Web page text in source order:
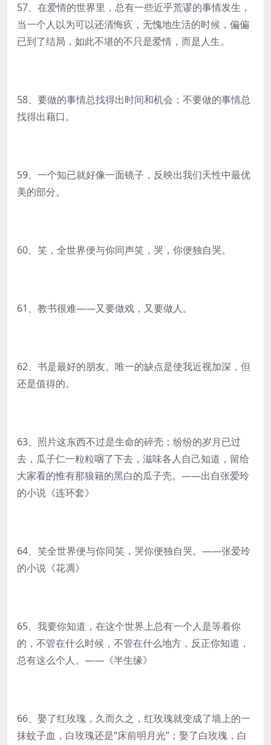
57、在爱情的世界里，总有一些近乎荒谬的事情发生，
当一个人以为可以还清悔疚，无愧地生活的时候，偏偏
已到了结局，如此不堪的不只是爱情，而是人生。
58、要做的事情总找得出时间和机会；不要做的事情总
找得出藉口。
59、一个知已就好像一面镜子，反映出我们天性中最优
美的部分。
60、笑，全世界便与你同声笑，哭，你便独自哭。
61、教书很难——又要做戏，又要做人。
62、书是最好的朋友。唯一的缺点是使我近视加深，但
还是值得的。
63、照片这东西不过是生命的碎壳；纷纷的岁月已过
去，瓜子仁一粒粒咽了下去，滋味各人自己知道，留给
大家看的惟有那狼籍的黑白的瓜子壳。——出自张爱玲
的小说《连环套》
64、笑全世界便与你同笑，哭你便独自哭。——张爱玲
的小说《花凋》
65、我要你知道，在这个世界上总有一个人是等着你
的，不管在什么时候，不管在什么地方，反正你知道，
总有这么个人。——《半生缘》
66、娶了红玫瑰，久而久之，红玫瑰就变成了墙上的一
抹蚊子血，白玫瑰还是“床前明月光”；娶了白玫瑰，白